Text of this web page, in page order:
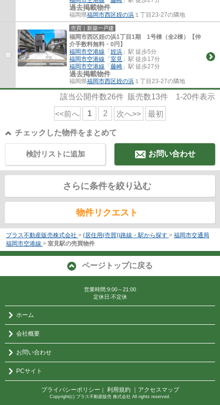
過去掲載物件
福岡県福岡市西区姪の浜 １丁目23-27の隣地
売買｜新築一戸建
福岡市西区姪の浜1丁目1期 1号棟（全2棟）【仲
介手数料無料・0円】
福岡市空港線 「 姪浜 」駅 徒歩5分
福岡市空港線 「 室見 」駅 徒歩17分
福岡市空港線 「 藤崎 」駅 徒歩27分
過去掲載物件
福岡県福岡市西区姪の浜 １丁目23-27の隣地
該当公開件数26件 販売数13件 1-20件表示
<<前へ 1 2 次へ>> 最初
チェックした物件をまとめて
お問い合わせ
検討リストに追加
さらに条件を絞り込む
物件リクエスト
プラス不動産販売株式会社 > (居住用(売買))路線・駅から探す > 福岡市交通局
福岡市空港線 > 室見駅の売買物件
ページトップに戻る
営業時間:9:00～21:00
定休日:不定休
ホーム
会社概要
お問い合わせ
PCサイト
プライバシーポリシー ｜ 利用規約 ｜アクセスマップ
Copyright(c) プラス不動産販売 株式会社 All rights reserved.